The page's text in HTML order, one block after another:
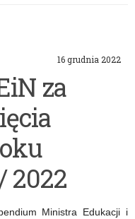
16 grudnia 2022
za
2022
Ministra Edukacji i